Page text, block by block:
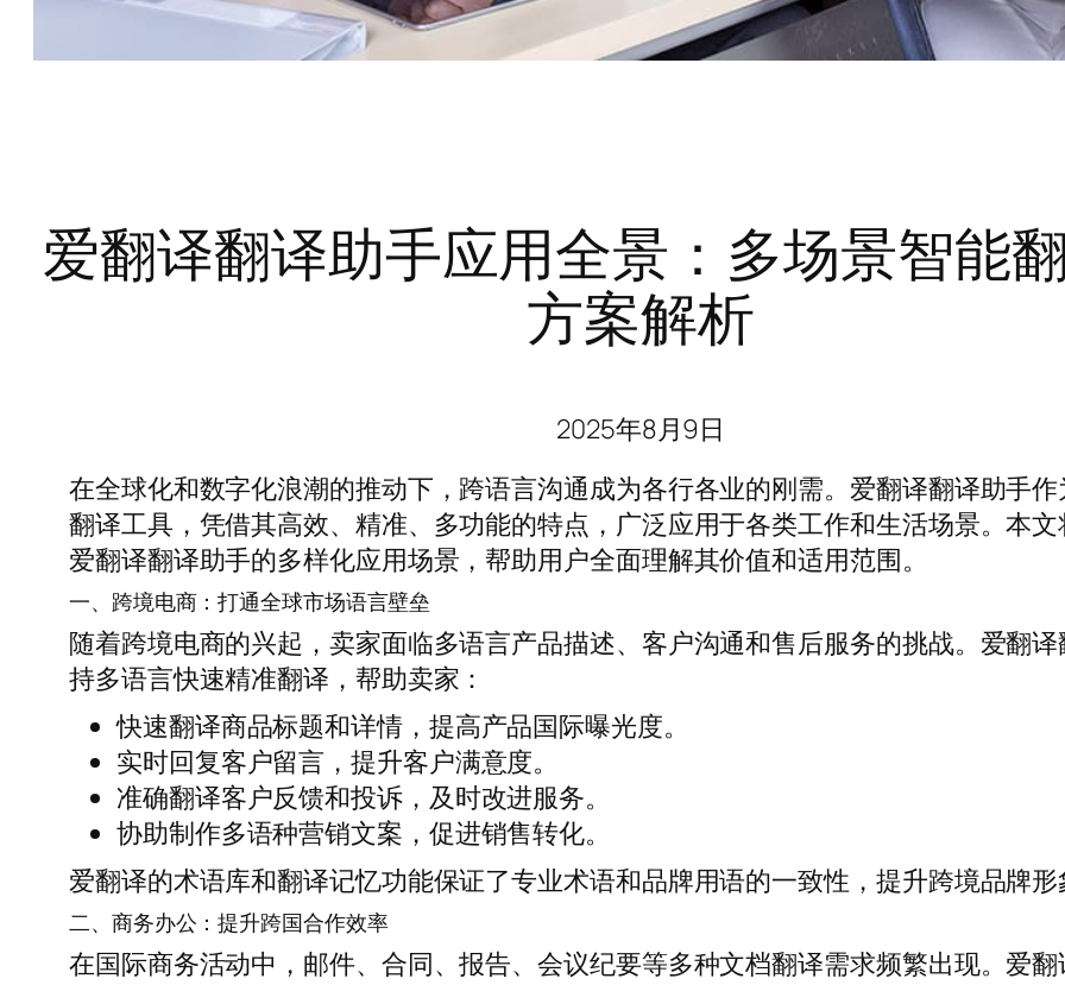
爱翻译翻译助手应用全景：多场景智能
方案解析
2025年8月9日
在全球化和数字化浪潮的推动下，跨语言沟通成为各行各业的刚需。爱翻译翻译助手
翻译工具，凭借其高效、精准、多功能的特点，广泛应用于各类工作和生活场景。本
爱翻译翻译助手的多样化应用场景，帮助用户全面理解其价值和适用范围。
一、跨境电商：打通全球市场语言壁垒
随着跨境电商的兴起，卖家面临多语言产品描述、客户沟通和售后服务的挑战。爱翻
持多语言快速精准翻译，帮助卖家：
快速翻译商品标题和详情，提高产品国际曝光度。
实时回复客户留言，提升客户满意度。
准确翻译客户反馈和投诉，及时改进服务。
协助制作多语种营销文案，促进销售转化。
爱翻译的术语库和翻译记忆功能保证了专业术语和品牌用语的一致性，提升跨境品牌形
二、商务办公：提升跨国合作效率
在国际商务活动中，邮件、合同、报告、会议纪要等多种文档翻译需求频繁出现。爱